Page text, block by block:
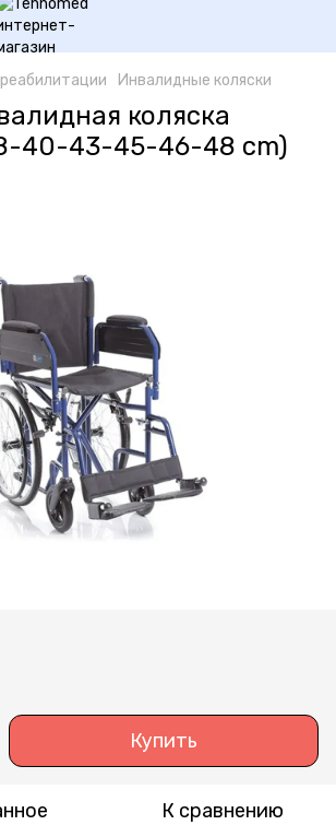
Инвалидные коляски
коляска
40-43-45-46-48 cm)
Купить
К сравнению